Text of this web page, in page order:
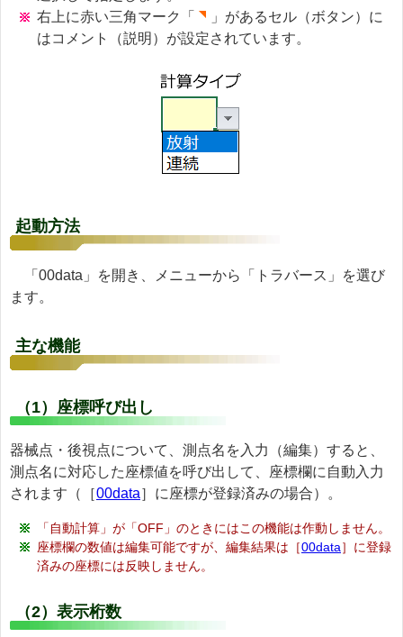
右上に赤い三角マーク「
」があるセル（ボタン）に
はコメント（説明）が設定されています。
起動方法
「00data」を開き、メニューから「トラバース」を選び
ます。
主な機能
（1）座標呼び出し
器械点・後視点について、測点名を入力（編集）すると、
測点名に対応した座標値を呼び出して、座標欄に自動入力
されます（［00data］に座標が登録済みの場合）。
「自動計算」が「OFF」のときにはこの機能は作動しません。
座標欄の数値は編集可能ですが、編集結果は［00data］に登録
済みの座標には反映しません。
（2）表示桁数